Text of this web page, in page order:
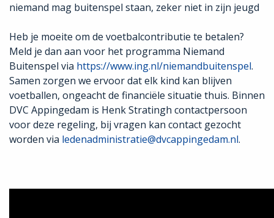
niemand mag buitenspel staan, zeker niet in zijn jeugd
Heb je moeite om de voetbalcontributie te betalen?
Meld je dan aan voor het programma Niemand
Buitenspel via https://www.ing.nl/niemandbuitenspel.
Samen zorgen we ervoor dat elk kind kan blijven
voetballen, ongeacht de financiële situatie thuis. Binnen
DVC Appingedam is Henk Stratingh contactpersoon
voor deze regeling, bij vragen kan contact gezocht
worden via ledenadministratie@dvcappingedam.nl.